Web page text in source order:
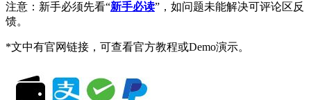
注意：新手必须先看“新手必读”，如问题未能解决可评论区反
馈。
*文中有官网链接，可查看官方教程或Demo演示。